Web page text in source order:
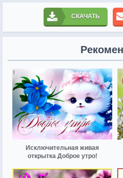
СКАЧАТЬ
Исключительная живая
открытка Доброе утро!